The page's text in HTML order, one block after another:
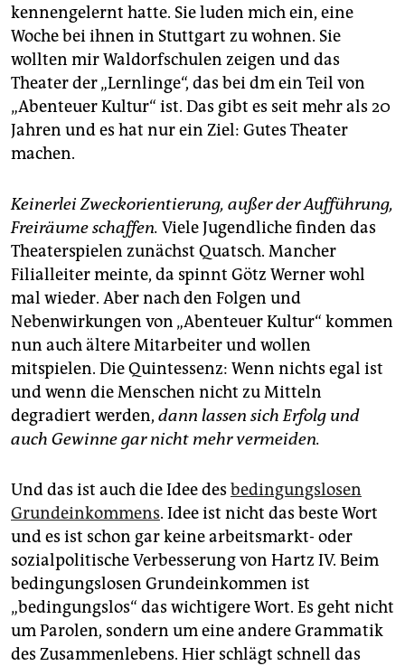
kennengelernt hatte. Sie luden mich ein, eine
Woche bei ihnen in Stuttgart zu wohnen. Sie
wollten mir Waldorfschulen zeigen und das
Theater der „Lernlinge“, das bei dm ein Teil von
„Abenteuer Kultur“ ist. Das gibt es seit mehr als 20
Jahren und es hat nur ein Ziel: Gutes Theater
machen.
Keinerlei Zweckorientierung, außer der Aufführung,
Freiräume schaffen. Viele Jugendliche finden das
Theaterspielen zunächst Quatsch. Mancher
Filialleiter meinte, da spinnt Götz Werner wohl
mal wieder. Aber nach den Folgen und
Nebenwirkungen von „Abenteuer Kultur“ kommen
nun auch ältere Mitarbeiter und wollen
mitspielen. Die Quintessenz: Wenn nichts egal ist
und wenn die Menschen nicht zu Mitteln
degradiert werden, dann lassen sich Erfolg und
auch Gewinne gar nicht mehr vermeiden.
Und das ist auch die Idee des bedingungslosen
Grundeinkommens. Idee ist nicht das beste Wort
und es ist schon gar keine arbeitsmarkt- oder
sozialpolitische Verbesserung von Hartz IV. Beim
bedingungslosen Grundeinkommen ist
„bedingungslos“ das wichtigere Wort. Es geht nicht
um Parolen, sondern um eine andere Grammatik
des Zusammenlebens. Hier schlägt schnell das